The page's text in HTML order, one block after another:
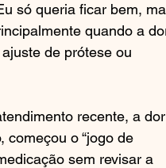
só queria ficar bem,
quando a
de prótese ou
recente, a dor
começou o “jogo de
sem revisar a